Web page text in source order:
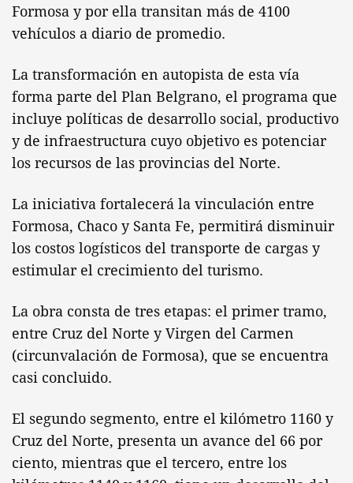
Formosa y por ella transitan más de 4100
vehículos a diario de promedio.
La transformación en autopista de esta vía
forma parte del Plan Belgrano, el programa que
incluye políticas de desarrollo social, productivo
y de infraestructura cuyo objetivo es potenciar
los recursos de las provincias del Norte.
La iniciativa fortalecerá la vinculación entre
Formosa, Chaco y Santa Fe, permitirá disminuir
los costos logísticos del transporte de cargas y
estimular el crecimiento del turismo.
La obra consta de tres etapas: el primer tramo,
entre Cruz del Norte y Virgen del Carmen
(circunvalación de Formosa), que se encuentra
casi concluido.
El segundo segmento, entre el kilómetro 1160 y
Cruz del Norte, presenta un avance del 66 por
ciento, mientras que el tercero, entre los